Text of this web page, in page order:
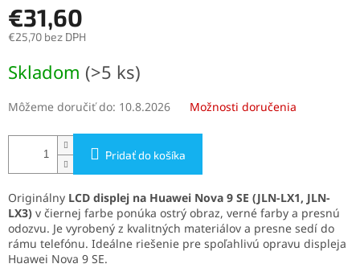
€31,60
€25,70 bez DPH
cena:
Skladom (>5 ks)
Môžeme doručiť do: 10.8.2026 Možnosti doručenia
Pridať do košíka
Originálny LCD displej na Huawei Nova 9 SE (JLN-LX1, JLN-
LX3) v čiernej farbe ponúka ostrý obraz, verné farby a presnú
odozvu. Je vyrobený z kvalitných materiálov a presne sedí do
rámu telefónu. Ideálne riešenie pre spoľahlivú opravu displeja
Huawei Nova 9 SE.